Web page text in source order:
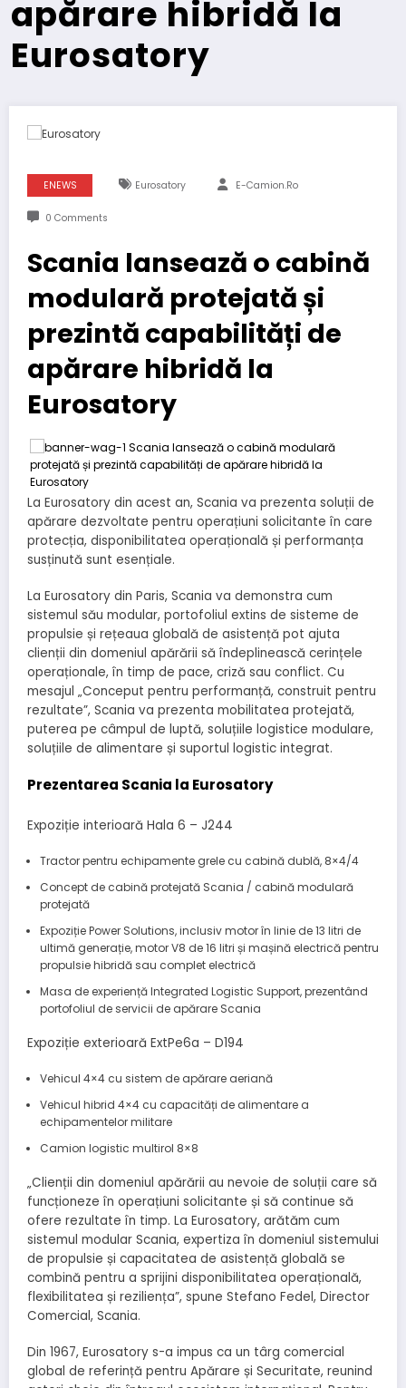
apărare hibridă la
Eurosatory
ENEWS Eurosatory E-Camion.ro
0 Comments
Scania lansează o cabină
modulară protejată și
prezintă capabilități de
apărare hibridă la
Eurosatory
La Eurosatory din acest an, Scania va prezenta soluții de
apărare dezvoltate pentru operațiuni solicitante în care
protecția, disponibilitatea operațională și performanța
susținută sunt esențiale.
La Eurosatory din Paris, Scania va demonstra cum
sistemul său modular, portofoliul extins de sisteme de
propulsie și rețeaua globală de asistență pot ajuta
clienții din domeniul apărării să îndeplinească cerințele
operaționale, în timp de pace, criză sau conflict. Cu
mesajul „Conceput pentru performanță, construit pentru
rezultate”, Scania va prezenta mobilitatea protejată,
puterea pe câmpul de luptă, soluțiile logistice modulare,
soluțiile de alimentare și suportul logistic integrat.
Prezentarea Scania la Eurosatory
Expoziție interioară Hala 6 – J244
Tractor pentru echipamente grele cu cabină dublă, 8×4/4
Concept de cabină protejată Scania / cabină modulară
protejată
Expoziție Power Solutions, inclusiv motor în linie de 13 litri de
ultimă generație, motor V8 de 16 litri și mașină electrică pentru
propulsie hibridă sau complet electrică
Masa de experiență Integrated Logistic Support, prezentând
portofoliul de servicii de apărare Scania
Expoziție exterioară ExtPe6a – D194
Vehicul 4×4 cu sistem de apărare aeriană
Vehicul hibrid 4×4 cu capacități de alimentare a
echipamentelor militare
Camion logistic multirol 8×8
„Clienții din domeniul apărării au nevoie de soluții care să
funcționeze în operațiuni solicitante și să continue să
ofere rezultate în timp. La Eurosatory, arătăm cum
sistemul modular Scania, expertiza în domeniul sistemului
de propulsie și capacitatea de asistență globală se
combină pentru a sprijini disponibilitatea operațională,
flexibilitatea și reziliența”, spune Stefano Fedel, Director
Comercial, Scania.
Din 1967, Eurosatory s-a impus ca un târg comercial
global de referință pentru Apărare și Securitate, reunind